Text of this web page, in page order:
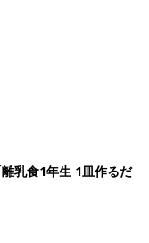
乳食1年生 1皿作るだ